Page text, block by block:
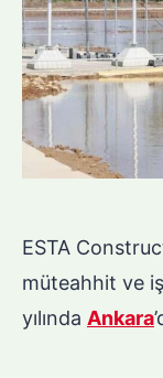
ESTA
müteahhit ve
yılında Ankara